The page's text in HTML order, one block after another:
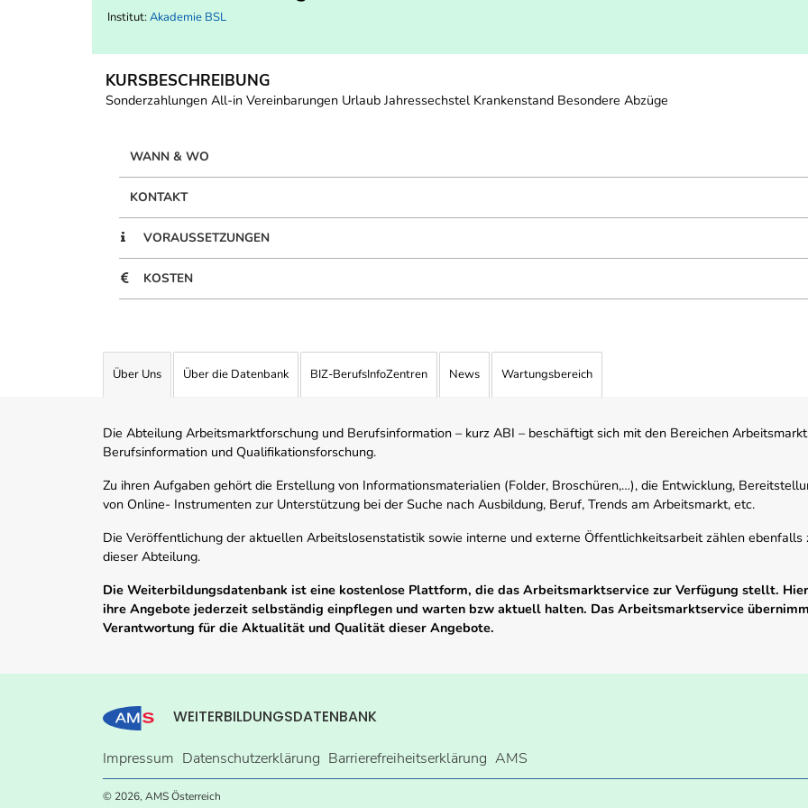
Institut: Akademie BSL
KURSBESCHREIBUNG
Sonderzahlungen All-in Vereinbarungen Urlaub Jahressechstel Krankenstand Besondere Abzüge
WANN & WO
KONTAKT
VORAUSSETZUNGEN
KOSTEN
Über Uns Über die Datenbank BIZ-BerufsInfoZentren News Wartungsbereich
Die Abteilung Arbeitsmarktforschung und Berufsinformation – kurz ABI – beschäftigt sich mit den Bereichen
Berufsinformation und Qualifikationsforschung.
Zu ihren Aufgaben gehört die Erstellung von Informationsmaterialien (Folder, Broschüren,…), die Entwicklung,
von Online- Instrumenten zur Unterstützung bei der Suche nach Ausbildung, Beruf, Trends am Arbeitsmarkt, etc.
Die Veröffentlichung der aktuellen Arbeitslosenstatistik sowie interne und externe Öffentlichkeitsarbeit zählen ebenfalls
dieser Abteilung.
Die Weiterbildungsdatenbank ist eine kostenlose Plattform, die das Arbeitsmarktservice zur Verfügung stellt.
ihre Angebote jederzeit selbständig einpflegen und warten bzw aktuell halten. Das Arbeitsmarktservice
Verantwortung für die Aktualität und Qualität dieser Angebote.
WEITERBILDUNGSDATENBANK
Impressum Datenschutzerklärung Barrierefreiheitserklärung AMS
© 2026, AMS Österreich